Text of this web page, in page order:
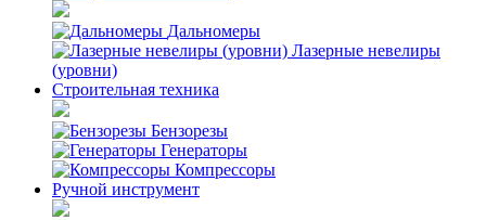
Дальномеры
Лазерные невелиры
(уровни)
Строительная техника
Бензорезы
Генераторы
Компрессоры
Ручной инструмент